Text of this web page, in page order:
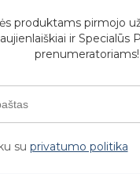
produktams pirmojo
ir Specialūs
prenumeratoriams!
su privatumo politika